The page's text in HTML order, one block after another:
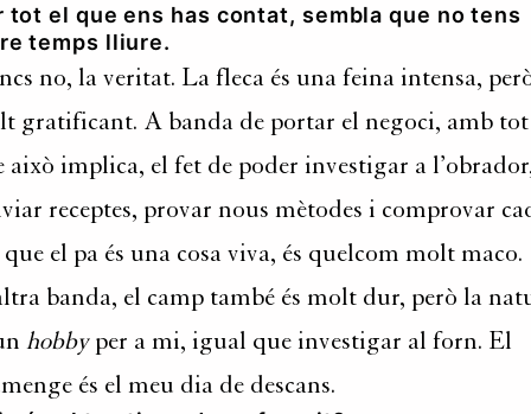
tot el que ens has contat, sembla que no tens
temps lliure.
no, la veritat. La fleca és una feina intensa,
gratificant. A banda de portar el negoci, amb
això implica, el fet de poder investigar a
receptes, provar nous mètodes i comprovar
el pa és una cosa viva, és quelcom molt maco.
banda, el camp també és molt dur, però la
hobbyper a mi, igual que investigar al forn. El
és el meu dia de descans.